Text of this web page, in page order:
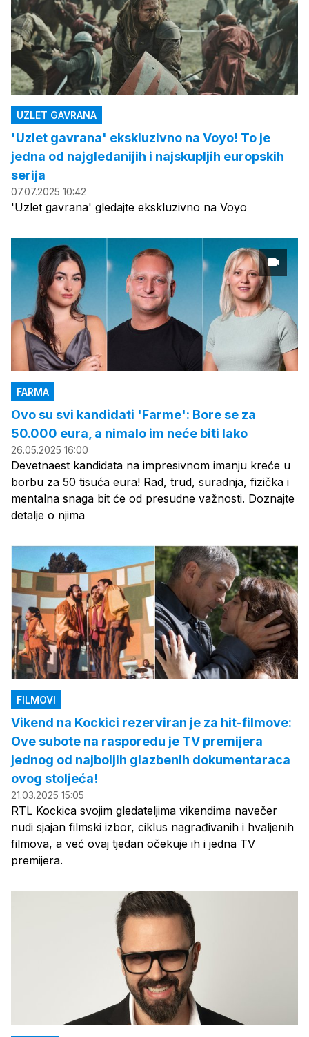
UZLET GAVRANA
'Uzlet gavrana' ekskluzivno na Voyo! To je
jedna od najgledanijih i najskupljih europskih
serija
07.07.2025 10:42
'Uzlet gavrana' gledajte ekskluzivno na Voyo
FARMA
Ovo su svi kandidati 'Farme': Bore se za
50.000 eura, a nimalo im neće biti lako
26.05.2025 16:00
Devetnaest kandidata na impresivnom imanju kreće u
borbu za 50 tisuća eura! Rad, trud, suradnja, fizička i
mentalna snaga bit će od presudne važnosti. Doznajte
detalje o njima
FILMOVI
Vikend na Kockici rezerviran je za hit-filmove:
Ove subote na rasporedu je TV premijera
jednog od najboljih glazbenih dokumentaraca
ovog stoljeća!
21.03.2025 15:05
RTL Kockica svojim gledateljima vikendima navečer
nudi sjajan filmski izbor, ciklus nagrađivanih i hvaljenih
filmova, a već ovaj tjedan očekuje ih i jedna TV
premijera.